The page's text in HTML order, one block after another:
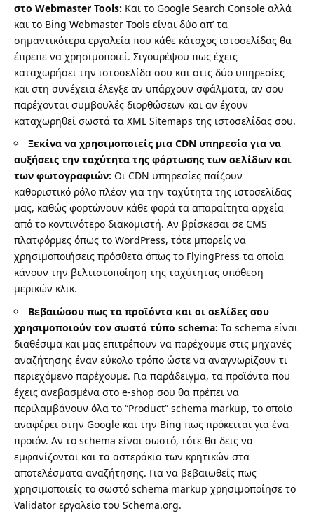
στο Webmaster Tools: Και το Google Search Console αλλά
και το Bing Webmaster Tools είναι δύο απ’ τα
σημαντικότερα εργαλεία που κάθε κάτοχος ιστοσελίδας θα
έπρεπε να χρησιμοποιεί. Σιγουρέψου πως έχεις
καταχωρήσει την ιστοσελίδα σου και στις δύο υπηρεσίες
και στη συνέχεια έλεγξε αν υπάρχουν σφάλματα, αν σου
παρέχονται συμβουλές διορθώσεων και αν έχουν
καταχωρηθεί σωστά τα XML Sitemaps της ιστοσελίδας σου.
Ξεκίνα να χρησιμοποιείς μια CDN υπηρεσία για να
αυξήσεις την ταχύτητα της φόρτωσης των σελίδων και
των φωτογραφιών: Οι CDN υπηρεσίες παίζουν
καθοριστικό ρόλο πλέον για την ταχύτητα της ιστοσελίδας
μας, καθώς φορτώνουν κάθε φορά τα απαραίτητα αρχεία
από το κοντινότερο διακομιστή. Αν βρίσκεσαι σε CMS
πλατφόρμες όπως το WordPress, τότε μπορείς να
χρησιμοποιήσεις πρόσθετα όπως το FlyingPress τα οποία
κάνουν την βελτιστοποίηση της ταχύτητας υπόθεση
μερικών κλικ.
Βεβαιώσου πως τα προϊόντα και οι σελίδες σου
χρησιμοποιούν τον σωστό τύπο schema: Τα schema είναι
διαθέσιμα και μας επιτρέπουν να παρέχουμε στις μηχανές
αναζήτησης έναν εύκολο τρόπο ώστε να αναγνωρίζουν τι
περιεχόμενο παρέχουμε. Για παράδειγμα, τα προϊόντα που
έχεις ανεβασμένα στο e-shop σου θα πρέπει να
περιλαμβάνουν όλα το “Product” schema markup, το οποίο
αναφέρει στην Google και την Bing πως πρόκειται για ένα
προϊόν. Αν το schema είναι σωστό, τότε θα δεις να
εμφανίζονται και τα αστεράκια των κρητικών στα
αποτελέσματα αναζήτησης. Για να βεβαιωθείς πως
χρησιμοποιείς το σωστό schema markup χρησιμοποίησε το
Validator εργαλείο του Schema.org.